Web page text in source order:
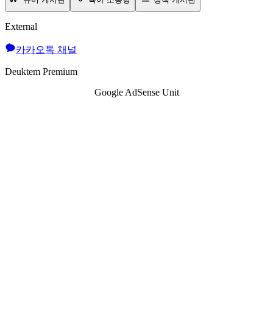
External
카카오톡 채널
Deuktem Premium
Google AdSense Unit